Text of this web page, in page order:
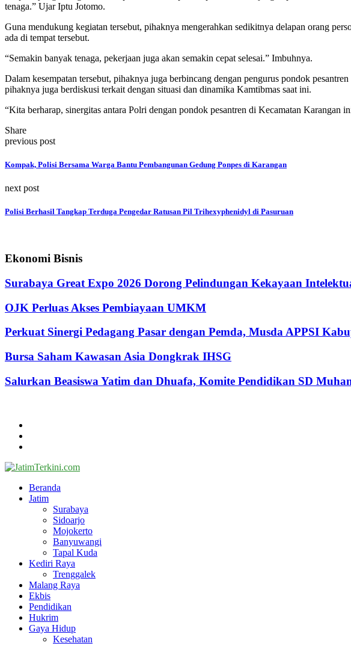
tenaga.” Ujar Iptu Jotomo.
Guna mendukung kegiatan tersebut, pihaknya mengerahkan sedikitnya delapan orang
ada di tempat tersebut.
“Semakin banyak tenaga, pekerjaan juga akan semakin cepat selesai.” Imbuhnya.
Dalam kesempatan tersebut, pihaknya juga berbincang dengan pengurus pondok
pihaknya juga berdiskusi terkait dengan situasi dan dinamika Kamtibmas saat ini.
“Kita berharap, sinergitas antara Polri dengan pondok pesantren di Kecamatan
Share
previous post
Kompak, Polisi Bersama Warga Bantu Pembangunan Gedung Ponpes di Karangan
next post
Polisi Berhasil Tangkap Terduga Pengedar Ratusan Pil Trihexyphenidyl di Pasuruan
Ekonomi Bisnis
Surabaya Great Expo 2026 Dorong Pelindungan Kekayaan
OJK Perluas Akses Pembiayaan UMKM
Perkuat Sinergi Pedagang Pasar dengan Pemda, Musda APPSI
Bursa Saham Kawasan Asia Dongkrak IHSG
Salurkan Beasiswa Yatim dan Dhuafa, Komite Pendidikan SD
Beranda
Jatim
Surabaya
Sidoarjo
Mojokerto
Banyuwangi
Tapal Kuda
Kediri Raya
Trenggalek
Malang Raya
Ekbis
Pendidikan
Hukrim
Gaya Hidup
Kesehatan